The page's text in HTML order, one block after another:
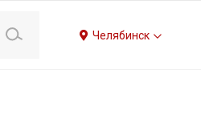
Челябинск